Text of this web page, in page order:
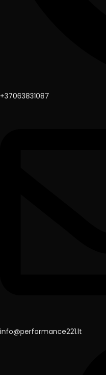
+37063831087
info@performance221.lt